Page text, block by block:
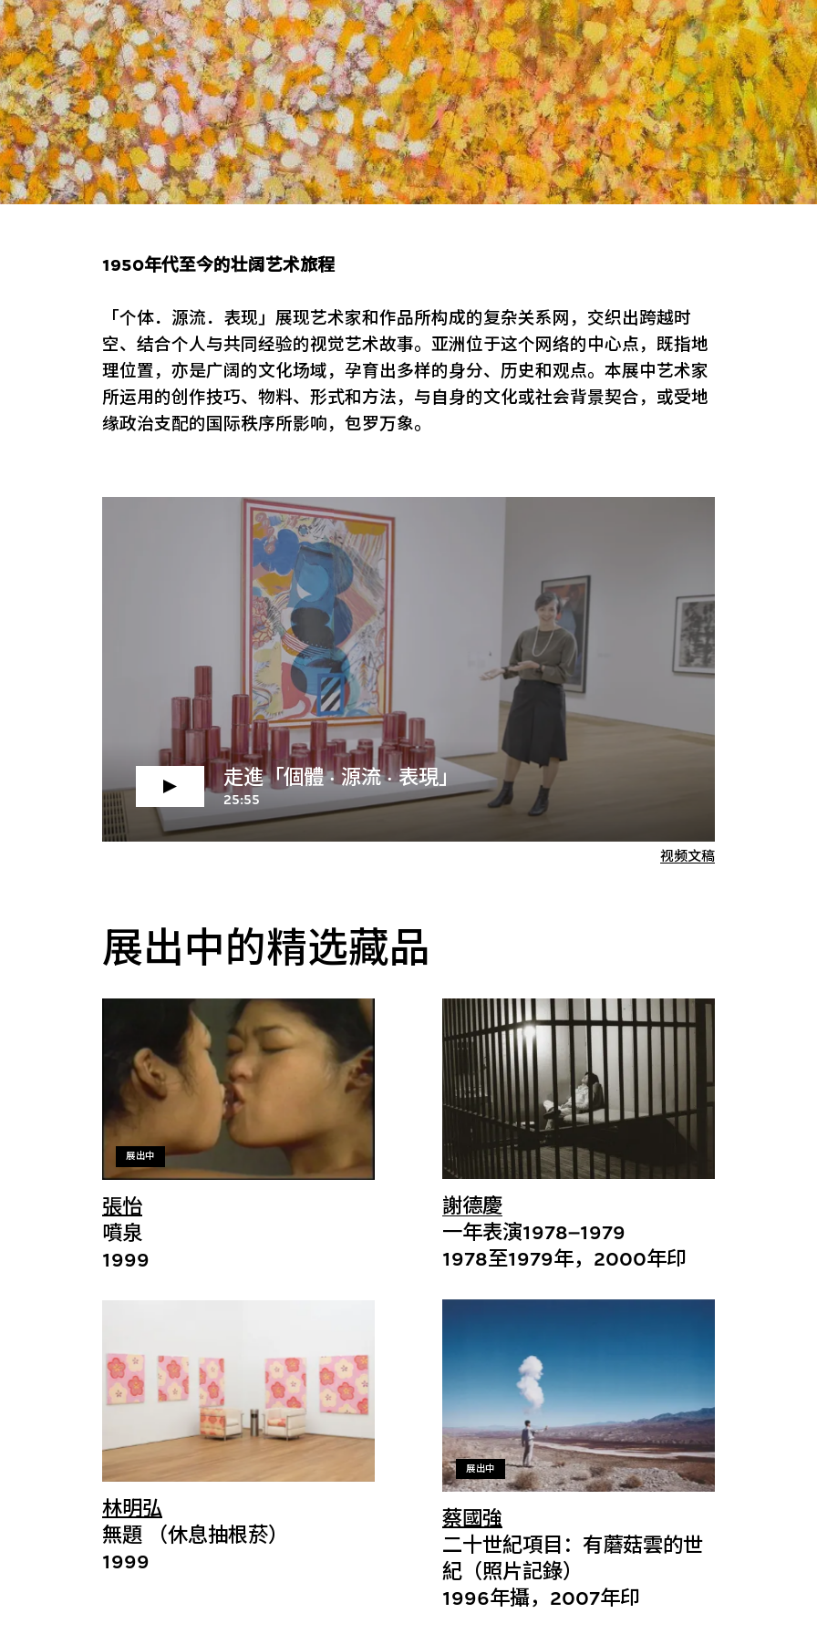
1950年代至今的壮阔艺术旅程
「个体．源流．表现」展现艺术家和作品所构成的复杂关系网，交织出跨越时
空、结合个人与共同经验的视觉艺术故事。亚洲位于这个网络的中心点，既指地
理位置，亦是广阔的文化场域，孕育出多样的身分、历史和观点。本展中艺术家
所运用的创作技巧、物料、形式和方法，与自身的文化或社会背景契合，或受地
缘政治支配的国际秩序所影响，包罗万象。
走進「個體 · 源流 · 表現」
25:55
视频文稿
展出中的精选藏品
張怡
展出中
噴泉
1999
林明弘
無題 （休息抽根菸）
1999
謝德慶
一年表演1978–1979
1978至1979年，2000年印
蔡國強
展出中
二十世紀項目：有蘑菇雲的世
紀（照片記錄）
1996年攝，2007年印